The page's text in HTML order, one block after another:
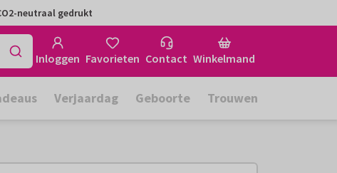
neutraal gedrukt
Inloggen Favorieten Contact Winkelmand
Verjaardag Geboorte Trouwen